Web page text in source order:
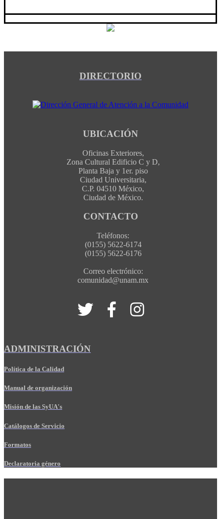
DIRECTORIO
UBICACIÓN
Oficinas Exteriores,
Zona Cultural Edificio C y D,
Planta Baja y 1er. piso
Ciudad Universitaria,
C.P. 04510 México,
Ciudad de México.
CONTACTO
Teléfonos:
(0155) 5622-6174
(0155) 5622-6176
Correo electrónico:
comunidad@unam.mx
ADMINISTRACIÓN
Política de la Calidad
Manual de organización
Misión de las SyUA's
Catálogos de Servicio
Formatos
Declaratoria género